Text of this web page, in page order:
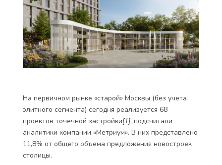
На первичном рынке «старой» Москвы (без учета
элитного сегмента) сегодня реализуется 68
проектов точечной застройки[1], подсчитали
аналитики компании «Метриум». В них представлено
11,8% от общего объема предложения новостроек
столицы.